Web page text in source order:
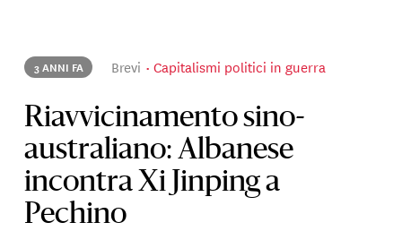
3 ANNI FA Brevi Capitalismi politici in guerra
Riavvicinamento sino-
australiano: Albanese
incontra Xi Jinping a
Pechino